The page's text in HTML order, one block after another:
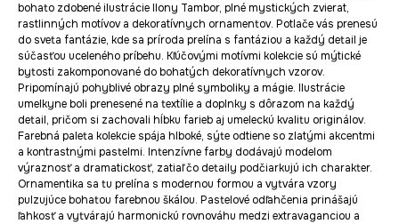
bohato zdobené ilustrácie Ilony Tambor, plné mystických zvierat,
rastlinných motívov a dekoratívnych ornamentov. Potlače vás prenesú
do sveta fantázie, kde sa príroda prelína s fantáziou a každý detail je
súčasťou uceleného príbehu. Kľúčovými motívmi kolekcie sú mýtické
bytosti zakomponované do bohatých dekoratívnych vzorov.
Pripomínajú pohyblivé obrazy plné symboliky a mágie. Ilustrácie
umelkyne boli prenesené na textílie a doplnky s dôrazom na každý
detail, pričom si zachovali hĺbku farieb aj umeleckú kvalitu originálov.
Farebná paleta kolekcie spája hlboké, sýte odtiene so zlatými akcentmi
a kontrastnými pastelmi. Intenzívne farby dodávajú modelom
výraznosť a dramatickosť, zatiaľ čo detaily podčiarkujú ich charakter.
Ornamentika sa tu prelína s modernou formou a vytvára vzory
pulzujúce bohatou farebnou škálou. Pastelové odľahčenia prinášajú
ľahkosť a vytvárajú harmonickú rovnováhu medzi extravaganciou a